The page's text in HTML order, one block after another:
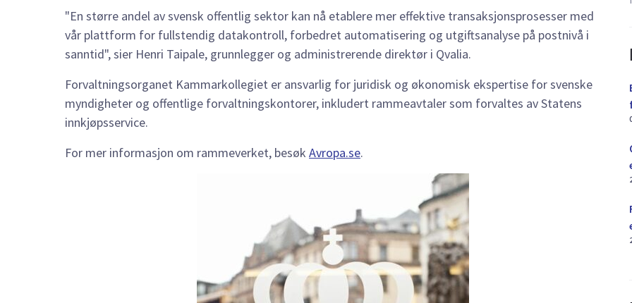
"En større andel av svensk offentlig sektor kan nå etablere mer effektive transaksjonsprosesser med
vår plattform for fullstendig datakontroll, forbedret automatisering og utgiftsanalyse på postnivå i
sanntid", sier Henri Taipale, grunnlegger og administrerende direktør i Qvalia.
Forvaltningsorganet Kammarkollegiet er ansvarlig for juridisk og økonomisk ekspertise for svenske
myndigheter og offentlige forvaltningskontorer, inkludert rammeavtaler som forvaltes av Statens
innkjøpsservice.
For mer informasjon om rammeverket, besøk Avropa.se.